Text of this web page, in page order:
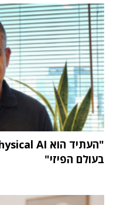
בעולם הפיזי"